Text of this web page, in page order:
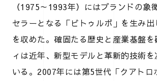
（1975～1993年）にはブランドの象
セラーとなる「ビトゥルボ」を生み
を収めた。確固たる歴史と産業基盤
ィは近年、新型モデルと革新的技術
いる。2007年には第5世代「クアトロ